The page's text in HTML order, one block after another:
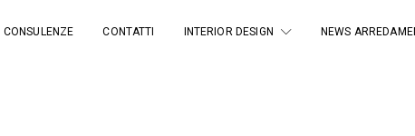
CONSULENZE CONTATTI INTERIOR DESIGN NEWS